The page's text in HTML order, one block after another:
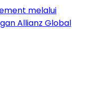
melalui
Allianz Global